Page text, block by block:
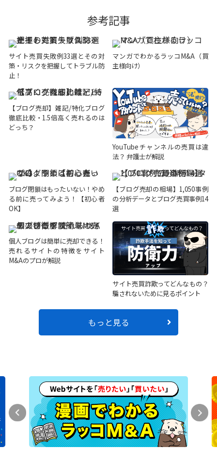
参考記事
サイト売買失敗例33選とその対
策・リスクを把握してトラブル防
止！
マンガでわかるラッコM&A（買
主様向け）
【ブログ売却】雑記/特化ブログ
徹底比較・1.5倍高く売れるのは
どっち？
YouTubeチャンネルの売買は違
法？ 弁護士が解説
ブログ閉鎖はもったいない！やめ
る前に売ってみよう！【初心者
OK】
【ブログ売却の相場】1,050事例
の分析データとブログ売買事例14
選
個人ブログは簡単に売却できる！
売れるサイトの特徴をサイト
M&Aのプロが解説
サイト売買詐欺ってどんなもの？
騙されないために見るポイント
もっと見る